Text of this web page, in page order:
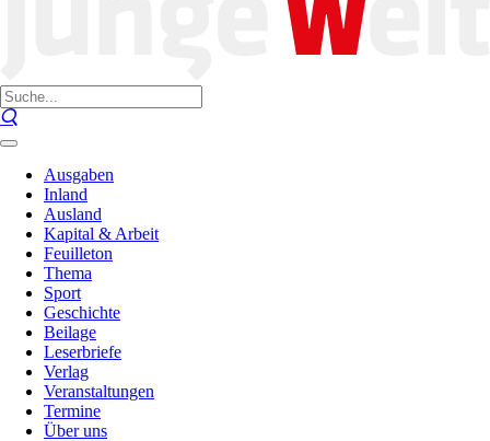
Ausgaben
Inland
Ausland
Kapital & Arbeit
Feuilleton
Thema
Sport
Geschichte
Beilage
Leserbriefe
Verlag
Veranstaltungen
Termine
Über uns